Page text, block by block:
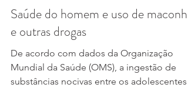
Saúde do homem e uso de maconha
e outras drogas
De acordo com dados da Organização
Mundial da Saúde (OMS), a ingestão de
substâncias nocivas entre os adolescentes